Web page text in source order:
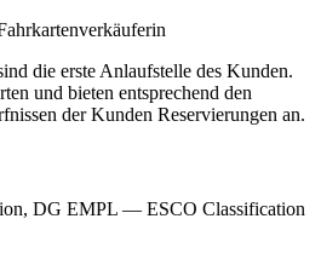
die erste Anlaufstelle des Kunden.
und bieten entsprechend den
der Kunden Reservierungen an.
DG EMPL — ESCO Classification